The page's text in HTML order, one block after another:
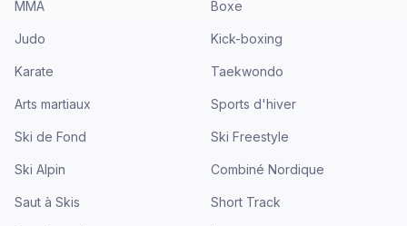
MMA Boxe
Judo Kick-boxing
Karate Taekwondo
Arts martiaux Sports d'hiver
Ski de Fond Ski Freestyle
Ski Alpin Combiné Nordique
Saut à Skis Short Track